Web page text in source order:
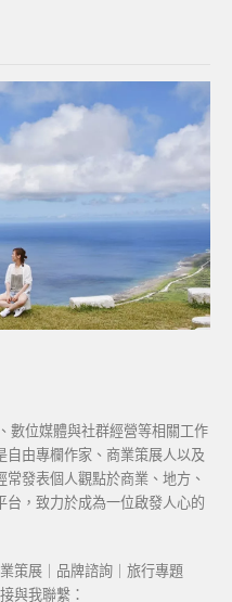
數位媒體與社群經營等相關工作
由專欄作家、商業策展人以及
發表個人觀點於商業、地方、
，致力於成為一位啟發人心的
策展｜品牌諮詢｜旅行專題
與我聯繫：